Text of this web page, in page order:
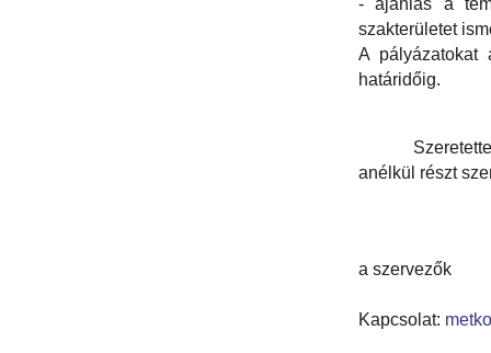
- ajánlás a
szakterületet
A pályázatokat
határidőig.
anélkül részt
a szervezők
Kapcsolat: